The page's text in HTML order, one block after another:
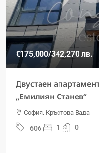
€175,000/342,270 лв.
Двустаен
„Емилиян Станев“
София, Кръстова Вада
606 1 0